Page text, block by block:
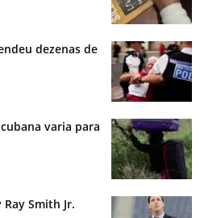
dezenas de
varia para
Smith Jr.